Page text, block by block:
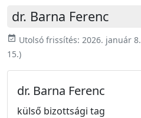
dr. Barna Ferenc
event_available Utolsó frissítés: 2026. január 8.
15.)
dr. Barna Ferenc
külső bizottsági tag